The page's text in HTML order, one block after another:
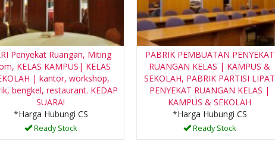
Penyekat Ruangan, Miting
KELAS KAMPUS| KELAS
| kantor, workshop,
bengkel, restaurant. KEDAP
SUARA!
*Harga Hubungi CS
Ready Stock
PABRIK PEMBUATAN PENYEKAT
RUANGAN KELAS | KAMPUS &
SEKOLAH, PABRIK PARTISI LIPAT
PENYEKAT RUANGAN KELAS |
KAMPUS & SEKOLAH
*Harga Hubungi CS
Ready Stock